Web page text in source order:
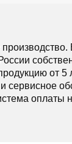
от 5
сервисное
оплаты